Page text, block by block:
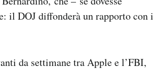
il DOJ diffonderà un rapporto con i
da settimane tra Apple e l’FBI,